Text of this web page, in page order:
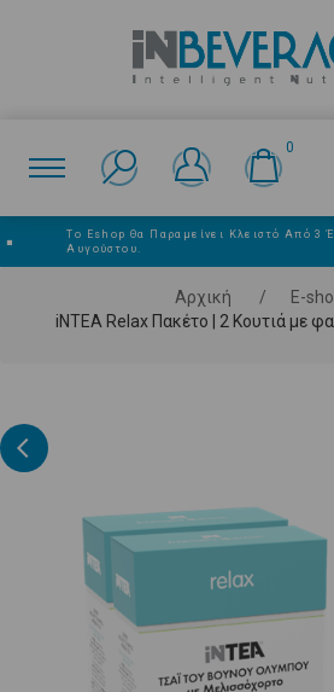
0
■
Το Eshop Θα Παραμείνει Κλειστό Από 3
Αυγούστου.
Αρχική / E-
iNTEA Relax Πακέτο | 2 Κουτιά με